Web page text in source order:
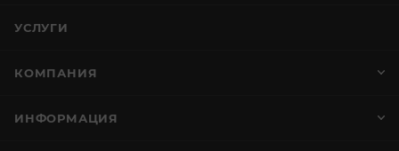
УСЛУГИ
КОМПАНИЯ
ИНФОРМАЦИЯ